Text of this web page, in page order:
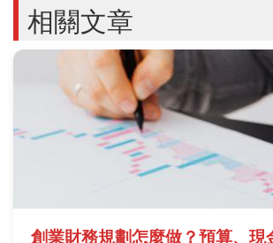
相關文章
創業財務規劃怎麼做？預算、現